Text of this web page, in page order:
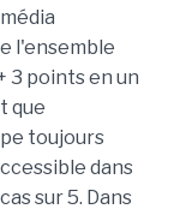
l'ensemble
3 points en un
que
toujours
dans
sur 5. Dans